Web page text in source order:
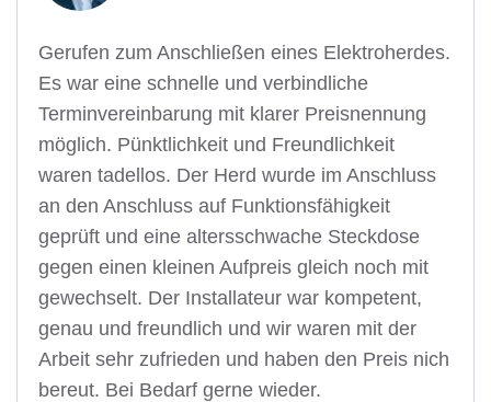
Gerufen zum Anschließen eines Elektroherdes.
Es war eine schnelle und verbindliche
Terminvereinbarung mit klarer Preisnennung
möglich. Pünktlichkeit und Freundlichkeit
waren tadellos. Der Herd wurde im Anschluss
an den Anschluss auf Funktionsfähigkeit
geprüft und eine altersschwache Steckdose
gegen einen kleinen Aufpreis gleich noch mit
gewechselt. Der Installateur war kompetent,
genau und freundlich und wir waren mit der
Arbeit sehr zufrieden und haben den Preis nich
bereut. Bei Bedarf gerne wieder.